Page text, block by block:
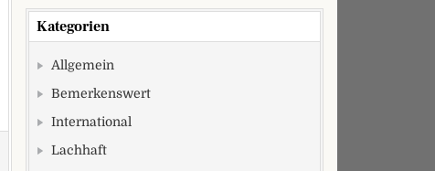
Kategorien
Allgemein
Bemerkenswert
International
Lachhaft